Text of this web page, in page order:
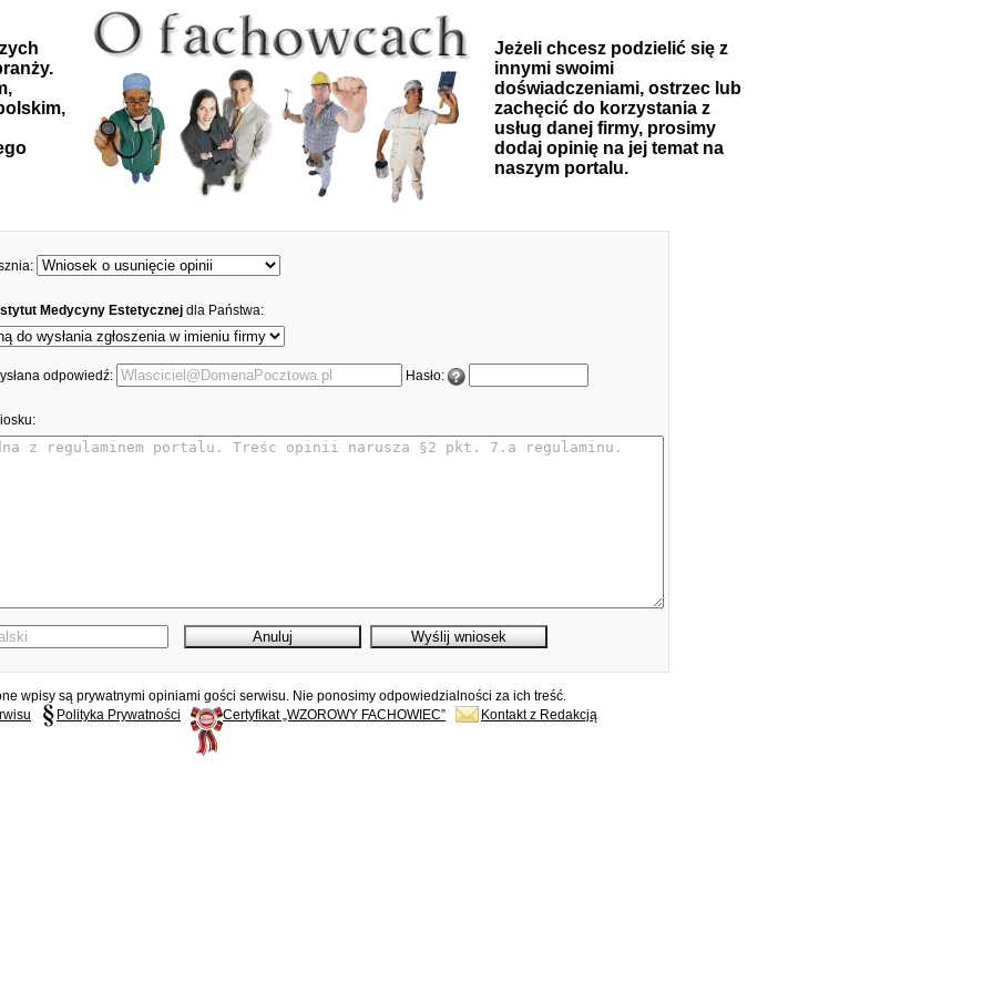
Jeżeli chcesz podzielić się z
innymi swoimi
doświadczeniami, ostrzec lub
zachęcić do korzystania z
usług danej firmy, prosimy
dodaj opinię na jej temat na
naszym portalu.
Medycyny Estetycznej dla Państwa:
odpowiedź: Hasło:
wpisy są prywatnymi opiniami gości serwisu. Nie ponosimy odpowiedzialności za ich treść.
Polityka Prywatności Certyfikat „WZOROWY FACHOWIEC” Kontakt z Redakcją